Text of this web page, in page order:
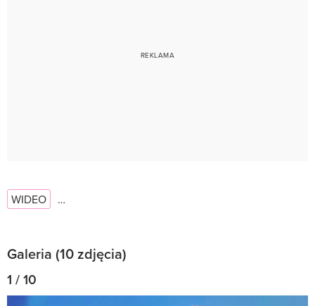
WIDEO …
Galeria (10 zdjęcia)
1 / 10